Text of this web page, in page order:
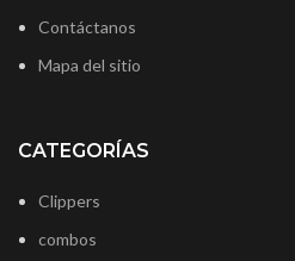
Contáctanos
Mapa del sitio
CATEGORÍAS
Clippers
combos